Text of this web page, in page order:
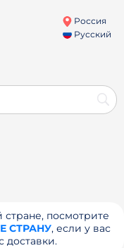
Россия
Русский
стране, посмотрите
СТРАНУ, если у вас
доставки.